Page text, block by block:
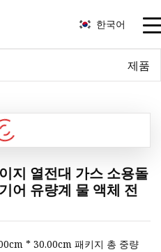
한국어
제품
지 열전대 가스 소용돌
어 유량계 물 액체 전
* 30.00cm 패키지 총 중량